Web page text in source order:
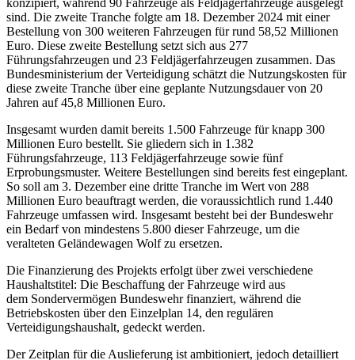
konzipiert, während 90 Fahrzeuge als Feldjägerfahrzeuge ausgelegt
sind. Die zweite Tranche folgte am 18. Dezember 2024 mit einer
Bestellung von 300 weiteren Fahrzeugen für rund 58,52 Millionen
Euro. Diese zweite Bestellung setzt sich aus 277
Führungsfahrzeugen und 23 Feldjägerfahrzeugen zusammen. Das
Bundesministerium der Verteidigung schätzt die Nutzungskosten für
diese zweite Tranche über eine geplante Nutzungsdauer von 20
Jahren auf 45,8 Millionen Euro.
Insgesamt wurden damit bereits 1.500 Fahrzeuge für knapp 300
Millionen Euro bestellt. Sie gliedern sich in 1.382
Führungsfahrzeuge, 113 Feldjägerfahrzeuge sowie fünf
Erprobungsmuster. Weitere Bestellungen sind bereits fest eingeplant.
So soll am 3. Dezember eine dritte Tranche im Wert von 288
Millionen Euro beauftragt werden, die voraussichtlich rund 1.440
Fahrzeuge umfassen wird. Insgesamt besteht bei der Bundeswehr
ein Bedarf von mindestens 5.800 dieser Fahrzeuge, um die
veralteten Geländewagen Wolf zu ersetzen.
Die Finanzierung des Projekts erfolgt über zwei verschiedene
Haushaltstitel: Die Beschaffung der Fahrzeuge wird aus
dem Sondervermögen Bundeswehr finanziert, während die
Betriebskosten über den Einzelplan 14, den regulären
Verteidigungshaushalt, gedeckt werden.
Der Zeitplan für die Auslieferung ist ambitioniert, jedoch detailliert